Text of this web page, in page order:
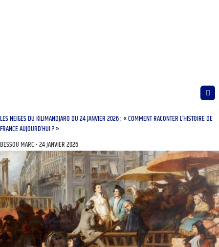
LES NEIGES DU KILIMANDJARO DU 24 JANVIER 2026 : « COMMENT RACONTER L’HISTOIRE DE
FRANCE AUJOURD’HUI ? »
BESSOU MARC 24 JANVIER 2026